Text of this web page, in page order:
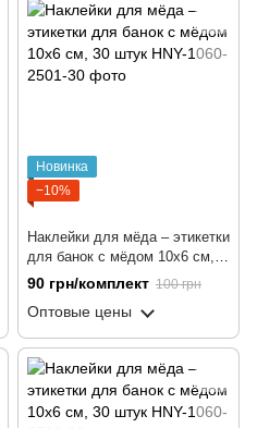
Новинка
−10%
Наклейки для мёда – этикетки
для банок с мёдом 10x6 cм,
30 штук
90 грн/комплект 100 грн
Оптовые цены